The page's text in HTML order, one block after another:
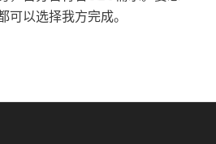
以选择我方完成。